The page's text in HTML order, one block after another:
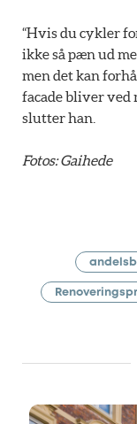
“Hvis du cykler
ikke så pæn ud
men det kan
facade bliver ved
slutter han.
Fotos: Gaihede